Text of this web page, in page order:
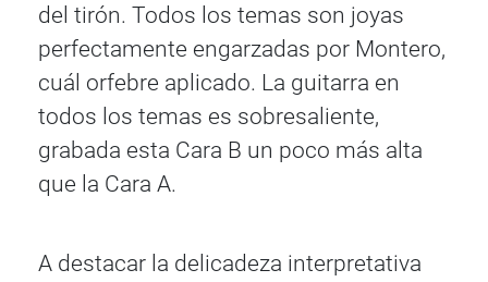
del tirón. Todos los temas son joyas
perfectamente engarzadas por Montero,
cuál orfebre aplicado. La guitarra en
todos los temas es sobresaliente,
grabada esta Cara B un poco más alta
que la Cara A.
A destacar la delicadeza interpretativa